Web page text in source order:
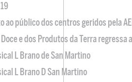
ao público dos centros geridos pela
Doce e dos Produtos da Terra regressa
L Brano de San Martino
L Brano D San Martino